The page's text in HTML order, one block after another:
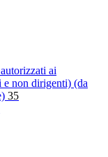
ai
non dirigenti) (da
35